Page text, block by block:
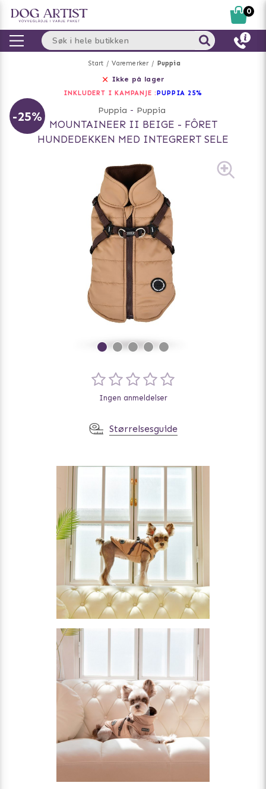
Start Varemerker Puppia
Ikke på lager
INKLUDERT I KAMPANJE :PUPPIA 25%
-25% Puppia - Puppia
MOUNTAINEER II BEIGE - FÔRET
HUNDEDEKKEN MED INTEGRERT SELE
Ingen anmeldelser
Størrelsesguide
0